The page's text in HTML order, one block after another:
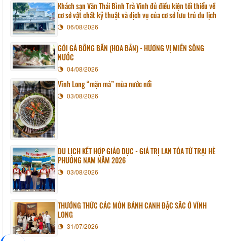
Khách sạn Văn Thái Bình Trà Vinh đủ điều kiện tối thiểu về
cơ sở vật chất kỹ thuật và dịch vụ của cơ sở lưu trú du lịch
06/08/2026
GỎI GÀ BÔNG BẦN (HOA BẦN) - HƯƠNG VỊ MIỀN SÔNG
NƯỚC
04/08/2026
Vĩnh Long “mặn mà” mùa nước nổi
03/08/2026
DU LỊCH KẾT HỢP GIÁO DỤC - GIÁ TRỊ LAN TỎA TỪ TRẠI HÈ
PHƯƠNG NAM NĂM 2026
03/08/2026
THƯỞNG THỨC CÁC MÓN BÁNH CANH ĐẶC SẮC Ở VĨNH
LONG
31/07/2026